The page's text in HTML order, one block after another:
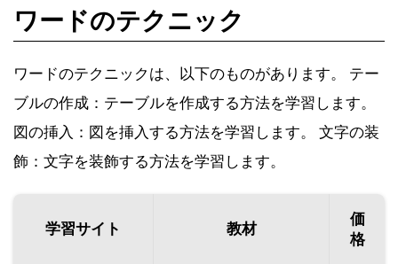
ワードのテクニック
ワードのテクニックは、以下のものがあります。 テー
ブルの作成：テーブルを作成する方法を学習します。
図の挿入：図を挿入する方法を学習します。 文字の装
飾：文字を装飾する方法を学習します。
学習サイト 教材
価
格